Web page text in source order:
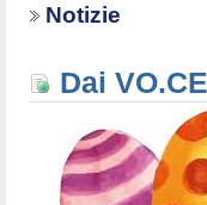
Notizie
Dai